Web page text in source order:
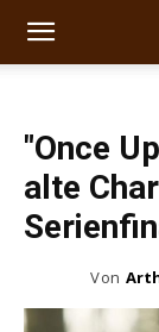
"Once
alte
Von